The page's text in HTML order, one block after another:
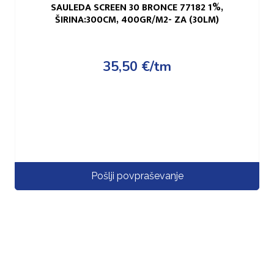
SAULEDA SCREEN 30 BRONCE 77182 1%,
ŠIRINA:300CM, 400GR/M2- ZA (30LM)
35,50 €/tm
Pošlji povpraševanje